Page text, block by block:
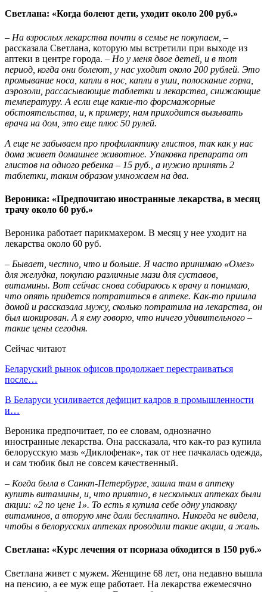
Светлана: «Когда болеют дети, уходит около 200 руб.»
– На взрослых лекарства почти в семье не покупаем, –
рассказала Светлана, которую мы встретили при выходе из
аптеки в центре города. – Но у меня двое детей, и в тот
период, когда они болеют, у нас уходит около 200 рублей. Это
промывание носа, капли в нос, капли в уши, полоскание горла,
аэрозоли, рассасывающие таблетки и лекарства, снижающие
температуру. А если еще какие-то форсмажорные
обстоятельства, и, к примеру, нам приходится вызывать
врача на дом, это еще плюс 50 рулей.
А еще не забываем про профилактику глистов, так как у нас
дома живет домашнее животное. Упаковка препарата от
глистов на одного ребенка – 15 руб., а нужно принять 2
таблетки, таким образом умножаем на два.
Вероника: «Предпочитаю иностранные лекарства, в месяц
трачу около 60 руб.»
Вероника работает парикмахером. В месяц у нее уходит на
лекарства около 60 руб.
– Бывает, честно, что и больше. Я часто принимаю «Омез»
для желудка, покупаю различные мази для суставов,
витамины. Вот сейчас снова собираюсь к врачу и понимаю,
что опять придется потратиться в аптеке. Как-то пришла
домой и рассказала мужу, сколько потратила на лекарства, он
был шокирован. А я ему говорю, что ничего удивительного –
такие цены сегодня.
Сейчас читают
Беларуский рынок офисов продолжает перестраиваться
после…
В Беларуси усиливается дефицит кадров в промышленности
и…
Вероника предпочитает, по ее словам, однозначно
иностранные лекарства. Она рассказала, что как-то раз купила
белорусскую мазь «Диклофенак», так от нее пачкалась одежда,
и сам тюбик был не совсем качественный.
– Когда была в Санкт-Петербурге, зашла там в аптеку
купить витамины, и, что приятно, в нескольких аптеках были
акции: «2 по цене 1». То есть я купила себе одну упаковку
витаминов, а вторую мне дали бесплатно. Никогда не видела,
чтобы в белорусских аптеках проводили такие акции, а жаль.
Светлана: «Курс лечения от псориаза обходится в 150 руб.»
Светлана живет с мужем. Женщине 68 лет, она недавно вышла
на пенсию, а ее муж еще работает. На лекарства ежемесячно